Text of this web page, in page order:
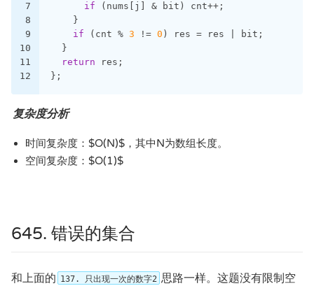
7
8
9
10
11
12
if (nums[j] & bit) cnt++;
    }
if (cnt % 3 != 0 ) res = res | bit;
  }
return res;
};
复杂度分析
时间复杂度：$O(N)$，其中N为数组长度。
空间复杂度：$O(1)$
645. 错误的集合
和上面的 137. 只出现一次的数字2 思路一样。这题没有限制空